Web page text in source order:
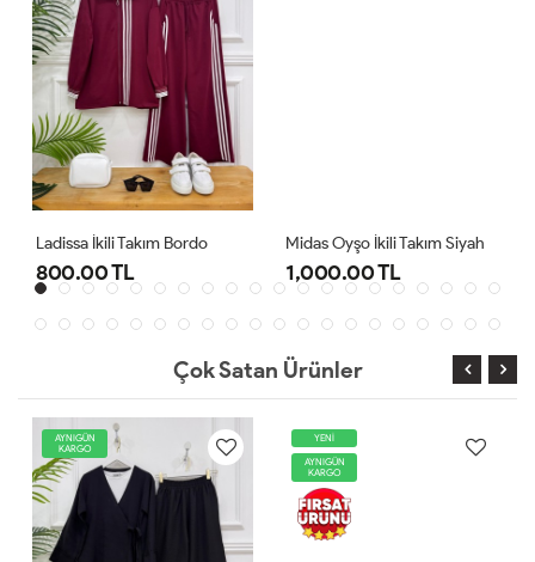
Ladissa İkili Takım Bordo
800.00 TL
Midas Oyşo İkili Takım Siyah
1,000.00 TL
Çok Satan Ürünler
AYNIGÜN
KARGO
YENİ
AYNIGÜN
KARGO